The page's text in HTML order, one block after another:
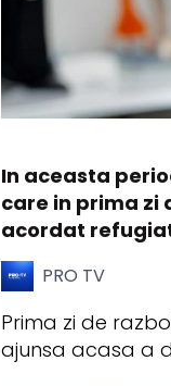
In aceasta
care in prima zi
acordat
PRO TV
Prima zi de
ajunsa acasa a